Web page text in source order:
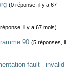
(0 réponse, il y a 67
il y a 67 mois)
90 (5 réponses, il
fault - invalid